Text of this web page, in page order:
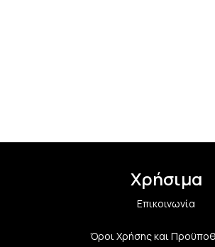
Χρήσιμα
Επικοινωνία
Όροι Χρήσης και